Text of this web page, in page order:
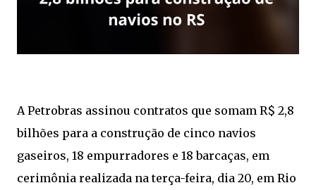
A Petrobras assinou contratos que somam R$ 2,8
bilhões para a construção de cinco navios
gaseiros, 18 empurradores e 18 barcaças, em
cerimônia realizada na terça-feira, dia 20, em Rio